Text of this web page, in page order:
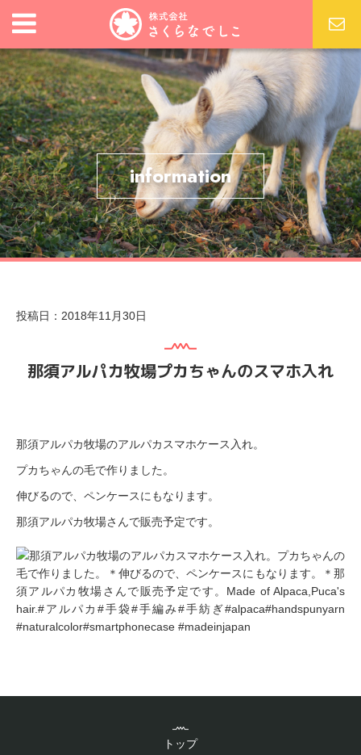
information
投稿日：2018年11月30日
那須アルパカ牧場プカちゃんのスマホ入れ
那須アルパカ牧場のアルパカスマホケース入れ。
プカちゃんの毛で作りました。
伸びるので、ペンケースにもなります。
那須アルパカ牧場さんで販売予定です。
トップ